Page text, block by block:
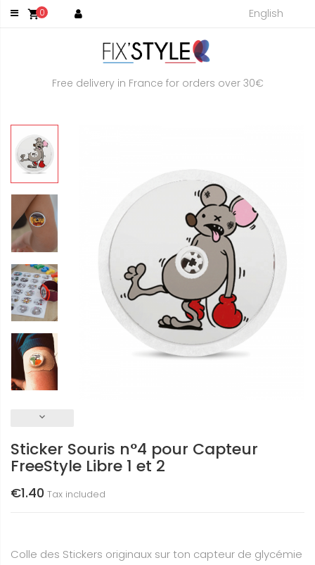
shopping_cart0 English
Free delivery in France for orders over 30€
keyboard_arrow_down
Sticker Souris n°4 pour Capteur
FreeStyle Libre 1 et 2
€1.40 Tax included
Colle des Stickers originaux sur ton capteur de glycémie